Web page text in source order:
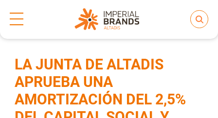
Nuestras Marcas
Inicio Notas de prensa
LA JUNTA DE ALTADIS
APRUEBA UNA
AMORTIZACIÓN DEL 2,5%